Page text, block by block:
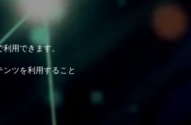
⽤できます。
ツを利⽤すること